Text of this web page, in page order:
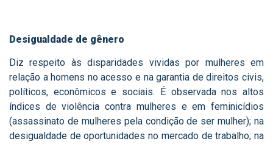
Desigualdade de gênero
Diz respeito às disparidades vividas por mulheres em
relação a homens no acesso e na garantia de direitos civis,
políticos, econômicos e sociais. É observada nos altos
índices de violência contra mulheres e em feminicídios
(assassinato de mulheres pela condição de ser mulher); na
desigualdade de oportunidades no mercado de trabalho; na